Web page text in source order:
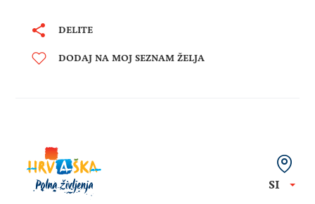
DELITE
DODAJ NA MOJ SEZNAM ŽELJA
SI